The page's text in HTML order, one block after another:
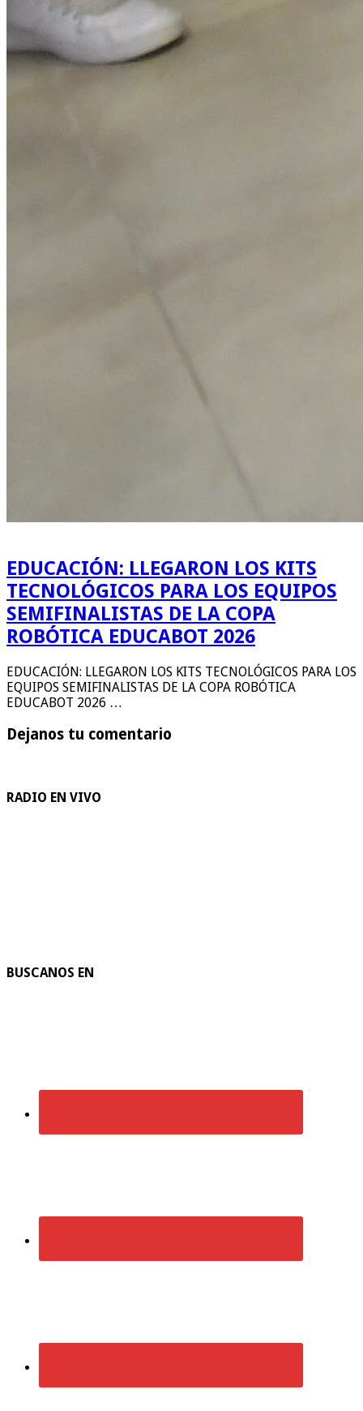
EDUCACIÓN: LLEGARON LOS KITS
TECNOLÓGICOS PARA LOS EQUIPOS
SEMIFINALISTAS DE LA COPA
ROBÓTICA EDUCABOT 2026
EDUCACIÓN: LLEGARON LOS KITS TECNOLÓGICOS PARA LOS
EQUIPOS SEMIFINALISTAS DE LA COPA ROBÓTICA
EDUCABOT 2026 …
Dejanos tu comentario
RADIO EN VIVO
BUSCANOS EN